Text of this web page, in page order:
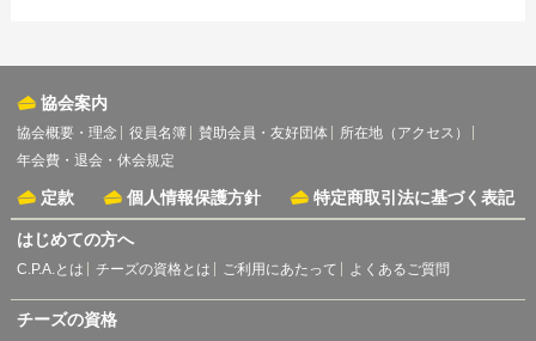
協会案内
協会概要・理念 役員名簿 賛助会員・友好団体
所在地（アクセス）
年会費・退会・休会規定
定款 個人情報保護方針 特定商取引法に基づく表記
はじめての方へ
C.P.A.とは チーズの資格とは ご利用にあたって よくあるご質問
チーズの資格